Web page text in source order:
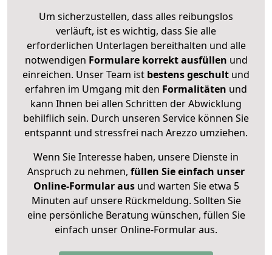
Um sicherzustellen, dass alles reibungslos
verläuft, ist es wichtig, dass Sie alle
erforderlichen Unterlagen bereithalten und alle
notwendigen Formulare korrekt ausfüllen und
einreichen. Unser Team ist bestens geschult und
erfahren im Umgang mit den Formalitäten und
kann Ihnen bei allen Schritten der Abwicklung
behilflich sein. Durch unseren Service können Sie
entspannt und stressfrei nach Arezzo umziehen.
Wenn Sie Interesse haben, unsere Dienste in
Anspruch zu nehmen, füllen Sie einfach unser
Online-Formular ausund warten Sie etwa 5
Minuten auf unsere Rückmeldung. Sollten Sie
eine persönliche Beratung wünschen, füllen Sie
einfach unser Online-Formular aus.